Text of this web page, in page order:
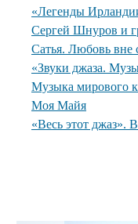
«Легенды
Сергей Шнуров и
Сатья. Любовь вне
«Звуки джаза.
Музыка мирового
Моя Майя
«Весь этот джаз».